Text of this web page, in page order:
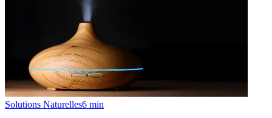
Solutions Naturelles6 min